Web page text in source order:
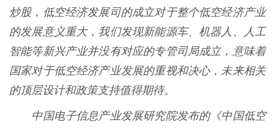
炒股，低空经济发展司的成立对于整个低空经济产业
的发展意义重大，我们发现新能源车、机器人、人工
智能等新兴产业并没有对应的专管司局成立，意味着
国家对于低空经济产业发展的重视和决心，未来相关
的顶层设计和政策支持值得期待。
中国电子信息产业发展研究院发布的《中国低空